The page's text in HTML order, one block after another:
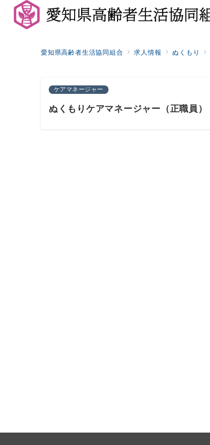
愛知県高齢者生活協同組合 求人情報 ぬくもり
ケアマネージャー
ぬくもりケアマネージャー（正職員）